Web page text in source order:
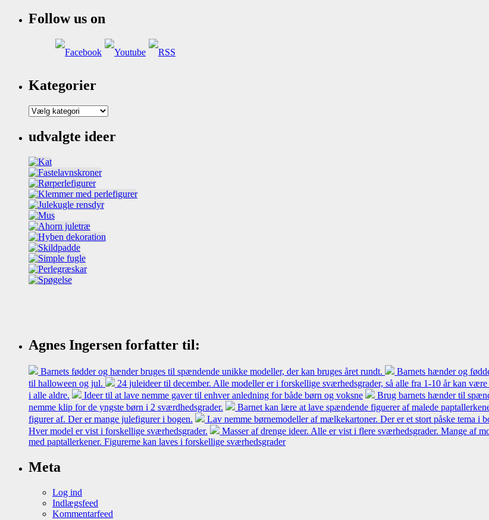
Follow us on
Kategorier
Kategorier
udvalgte ideer
Agnes Ingersen forfatter til:
Barnets fødder og hænder bruges til spændende unikke modeller, der kan bruges året rundt.
Barnets hænder og
til halloween og jul.
24 juleideer til december. Alle modeller er i forskellige sværhedsgrader, så alle fra 1-10 år kan være
i alle aldre.
Ideer til at lave nemme gaver til enhver anledning for både børn og voksne Brug barnets hænder til
nemme klip for de yngste børn i 2 sværdhedsgrader.
Barnet kan lære at lave spændende figuerer af malede
figurer af. Der er mange julefigurer i bogen.
Lav nemme børnemodeller af mælkekartoner. Der er et stort påske tema i
Hver model er vist i forskellige sværhedsgrader.
Masser af drenge ideer. Alle er vist i flere sværhedsgrader. Mange af
med paptallerkener. Figurerne kan laves i forskellige sværhedsgrader
Meta
Log ind
Indlægsfeed
Kommentarfeed